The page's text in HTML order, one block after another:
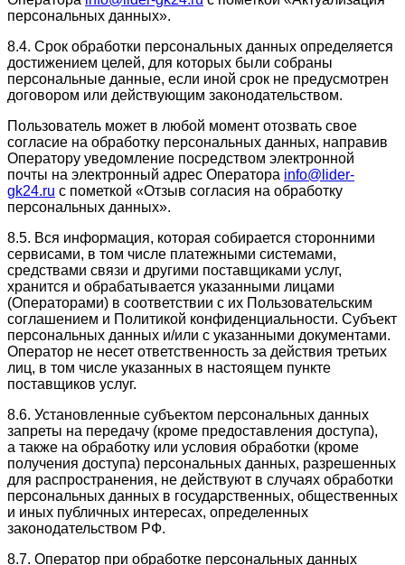
персональных данных».
8.4. Срок обработки персональных данных определяется
достижением целей, для которых были собраны
персональные данные, если иной срок не предусмотрен
договором или действующим законодательством.
Пользователь может в любой момент отозвать свое
согласие на обработку персональных данных, направив
Оператору уведомление посредством электронной
почты на электронный адрес Оператора info@lider-
gk24.ru с пометкой «Отзыв согласия на обработку
персональных данных».
8.5. Вся информация, которая собирается сторонними
сервисами, в том числе платежными системами,
средствами связи и другими поставщиками услуг,
хранится и обрабатывается указанными лицами
(Операторами) в соответствии с их Пользовательским
соглашением и Политикой конфиденциальности. Субъект
персональных данных и/или с указанными документами.
Оператор не несет ответственность за действия третьих
лиц, в том числе указанных в настоящем пункте
поставщиков услуг.
8.6. Установленные субъектом персональных данных
запреты на передачу (кроме предоставления доступа),
а также на обработку или условия обработки (кроме
получения доступа) персональных данных, разрешенных
для распространения, не действуют в случаях обработки
персональных данных в государственных, общественных
и иных публичных интересах, определенных
законодательством РФ.
8.7. Оператор при обработке персональных данных